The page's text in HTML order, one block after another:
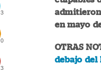
3
0
3
en mayo
OTRAS
debajo del